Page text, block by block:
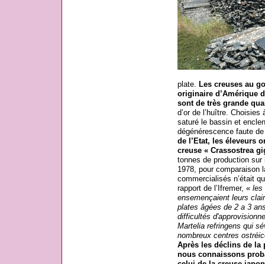
plate. Les creuses au
originaire d’Amérique
sont de très grande
d’or de l’huître.
saturé le bassin et
dégénérescence faute
de l’Etat, les éleveurs
creuse « Crassostrea
tonnes de production sur
1978, pour comparaison
commercialisés n’était
rapport de l’Ifremer, « les
ensemençaient leurs
plates âgées de 2 a 3
difficultés
Martelia refringens qui
nombreux centres
Après les déclins de la
nous connaissons